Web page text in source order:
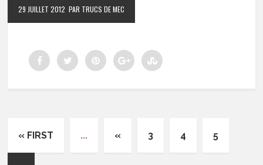
29 JUILLET 2012 PAR TRUCS DE MEC
« FIRST ... « 3 4 5